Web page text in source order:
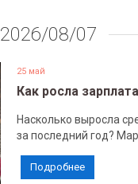
2026/08/07
25 май
Как росла
Насколько выросла
за последний год?
Подробнее